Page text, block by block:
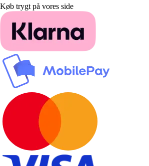
Køb trygt på vores side